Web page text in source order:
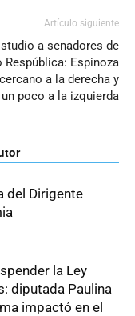
Artículo siguiente
a senadores de
Respública: Espinoza
a la derecha y
poco a la izquierda
del Dirigente
la Ley
diputada Paulina
impactó en el